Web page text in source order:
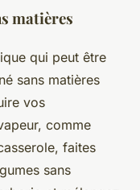
matières
qui peut être
sans matières
vos
comme
faites
sans